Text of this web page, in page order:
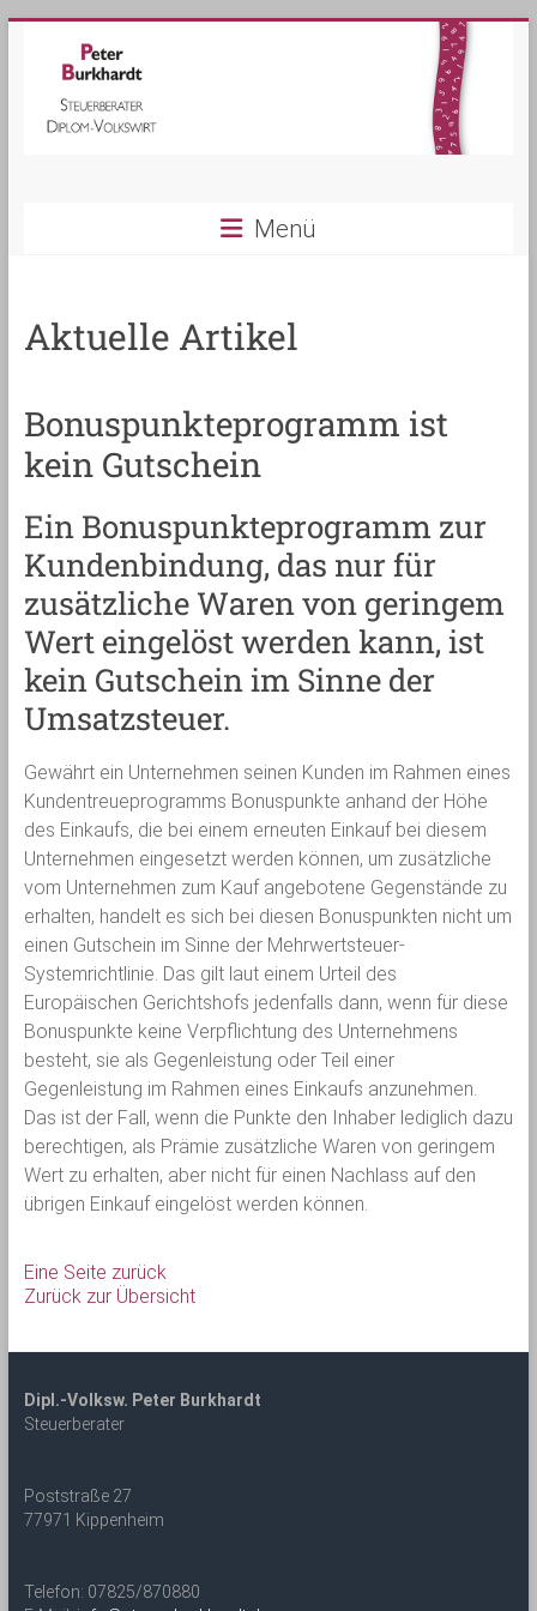
Steuerberater
in
Menü
Aktuelle Artikel
Bonuspunkteprogramm ist
kein Gutschein
Ein Bonuspunkteprogramm zur
Kundenbindung, das nur für
zusätzliche Waren von geringem
Wert eingelöst werden kann, ist
kein Gutschein im Sinne der
Umsatzsteuer.
Gewährt ein Unternehmen seinen Kunden im Rahmen eines
Kundentreueprogramms Bonuspunkte anhand der Höhe
des Einkaufs, die bei einem erneuten Einkauf bei diesem
Unternehmen eingesetzt werden können, um zusätzliche
vom Unternehmen zum Kauf angebotene Gegenstände zu
erhalten, handelt es sich bei diesen Bonuspunkten nicht um
einen Gutschein im Sinne der Mehrwertsteuer-
Systemrichtlinie. Das gilt laut einem Urteil des
Europäischen Gerichtshofs jedenfalls dann, wenn für diese
Bonuspunkte keine Verpflichtung des Unternehmens
besteht, sie als Gegenleistung oder Teil einer
Gegenleistung im Rahmen eines Einkaufs anzunehmen.
Das ist der Fall, wenn die Punkte den Inhaber lediglich dazu
berechtigen, als Prämie zusätzliche Waren von geringem
Wert zu erhalten, aber nicht für einen Nachlass auf den
übrigen Einkauf eingelöst werden können.
Eine Seite zurück
Zurück zur Übersicht
Dipl.-Volksw. Peter Burkhardt
Steuerberater
Poststraße 27
77971 Kippenheim
Telefon: 07825/870880